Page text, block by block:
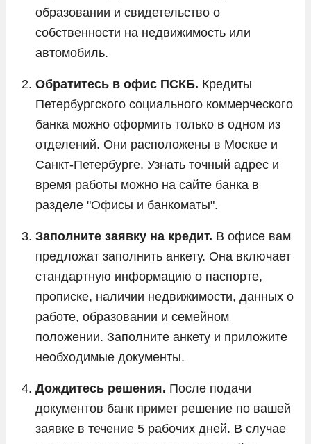
образовании и свидетельство о
собственности на недвижимость или
автомобиль.
Обратитесь в офис ПСКБ. Кредиты
Петербургского социального коммерческого
банка можно оформить только в одном из
отделений. Они расположены в Москве и
Санкт-Петербурге. Узнать точный адрес и
время работы можно на сайте банка в
разделе "Офисы и банкоматы".
Заполните заявку на кредит. В офисе вам
предложат заполнить анкету. Она включает
стандартную информацию о паспорте,
прописке, наличии недвижимости, данных о
работе, образовании и семейном
положении. Заполните анкету и приложите
необходимые документы.
Дождитесь решения. После подачи
документов банк примет решение по вашей
заявке в течение 5 рабочих дней. В случае